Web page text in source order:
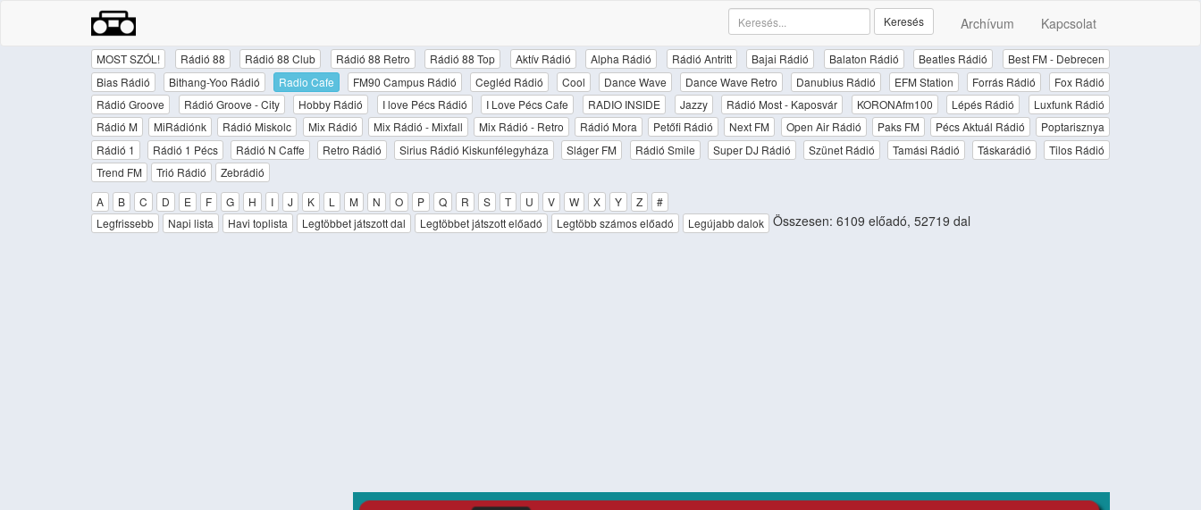
Archívum Kapcsolat
Keresés
MOST SZÓL! Rádió 88 Rádió 88 Club Rádió 88 Retro Rádió 88 Top Aktív Rádió Alpha Rádió Rádió Antritt Bajai Rádió Balaton Rádió Beatles Rádió
Best FM - Debrecen
Bias Rádió
Bithang-Yoo Rádió Radio Cafe FM90 Campus Rádió Cegléd Rádió Cool Dance Wave Dance Wave Retro Danubius Rádió EFM Station Forrás Rádió
Fox Rádió
Rádió Groove
Rádió Groove - City Hobby Rádió I love Pécs Rádió I Love Pécs Cafe RADIO INSIDE Jazzy Rádió Most - Kaposvár KORONAfm100 Lépés Rádió
Luxfunk Rádió
Rádió M
MiRádiónk Rádió Miskolc Mix Rádió Mix Rádió - Mixfall Mix Rádió - Retro Rádió Mora Petőfi Rádió Next FM Open Air Rádió Paks FM Pécs Aktuál Rádió
Poptarisznya
Rádió 1
Rádió 1 Pécs Rádió N Caffe Retro Rádió Sirius Rádió Kiskunfélegyháza Sláger FM Rádió Smile Super DJ Rádió Szünet Rádió Tamási Rádió Táskarádió
Tilos Rádió
Trend FM
Trió Rádió
Zebrádió
A
B C D E F G H I J K L M N O P Q R S T U V W X Y Z
#
Legfrissebb
Napi lista Havi toplista Legtöbbet játszott dal Legtöbbet játszott előadó Legtöbb számos előadó Legújabb dalok Összesen: 6109 előadó, 52719 dal